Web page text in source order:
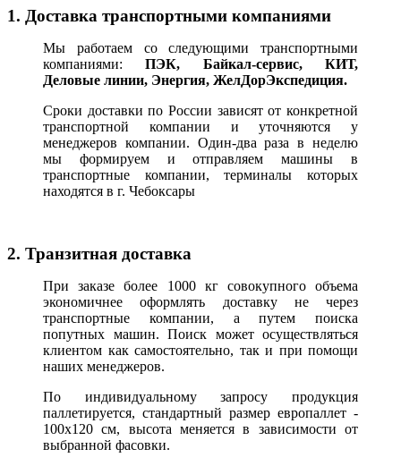
1. Доставка транспортными компаниями
Мы работаем со следующими транспортными
компаниями:ПЭК, Байкал-сервис, КИТ,
Деловые линии, Энергия, ЖелДорЭкспедиция.
Сроки доставки по России зависят от конкретной
транспортной компании и уточняются у
менеджеров компании. Один-два раза в неделю
мы формируем и отправляем машины в
транспортные компании, терминалы которых
находятся в г. Чебоксары
2. Транзитная доставка
При заказе более 1000 кг совокупного объема
экономичнее оформлять доставку не через
транспортные компании, а путем поиска
попутных машин. Поиск может осуществляться
клиентом как самостоятельно, так и при помощи
наших менеджеров.
По индивидуальному запросу продукция
паллетируется, стандартный размер европаллет -
100х120 см, высота меняется в зависимости от
выбранной фасовки.